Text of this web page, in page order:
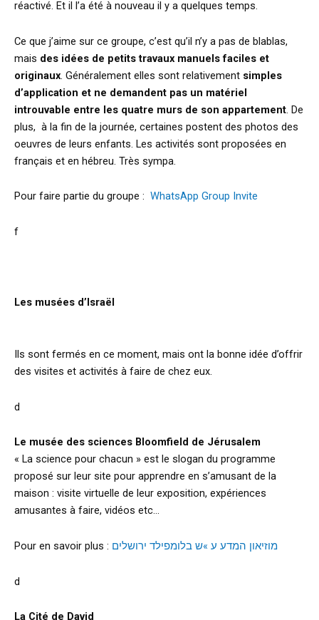
réactivé. Et il l’a été à nouveau il y a quelques temps.
Ce que j’aime sur ce groupe, c’est qu’il n’y a pas de blablas,
mais des idées de petits travaux manuels faciles et
originaux. Généralement elles sont relativement simples
d’application et ne demandent pas un matériel
introuvable entre les quatre murs de son appartement. De
plus, à la fin de la journée, certaines postent des photos des
oeuvres de leurs enfants. Les activités sont proposées en
français et en hébreu. Très sympa.
Pour faire partie du groupe : WhatsApp Group Invite
f
Les musées d’Israël
Ils sont fermés en ce moment, mais ont la bonne idée d’offrir
des visites et activités à faire de chez eux.
d
Le musée des sciences Bloomfield de Jérusalem
« La science pour chacun » est le slogan du programme
proposé sur leur site pour apprendre en s’amusant de la
maison : visite virtuelle de leur exposition, expériences
amusantes à faire, vidéos etc…
Pour en savoir plus : מוזיאון המדע ע »ש בלומפילד ירושלים
d
La Cité de David